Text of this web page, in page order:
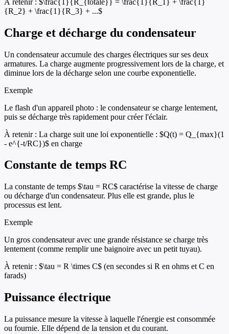
{R_2} + \frac{1}{R_3} + ...$
Charge et décharge du condensateur
Un condensateur accumule des charges électriques sur ses deux
armatures. La charge augmente progressivement lors de la charge, et
diminue lors de la décharge selon une courbe exponentielle.
Exemple
Le flash d'un appareil photo : le condensateur se charge lentement,
puis se décharge très rapidement pour créer l'éclair.
À retenir : La charge suit une loi exponentielle : $Q(t) = Q_{max}(1
- e^{-t/RC})$ en charge
Constante de temps RC
La constante de temps $\tau = RC$ caractérise la vitesse de charge
ou décharge d'un condensateur. Plus elle est grande, plus le
processus est lent.
Exemple
Un gros condensateur avec une grande résistance se charge très
lentement (comme remplir une baignoire avec un petit tuyau).
À retenir : $\tau = R \times C$ (en secondes si R en ohms et C en
farads)
Puissance électrique
La puissance mesure la vitesse à laquelle l'énergie est consommée
ou fournie. Elle dépend de la tension et du courant.